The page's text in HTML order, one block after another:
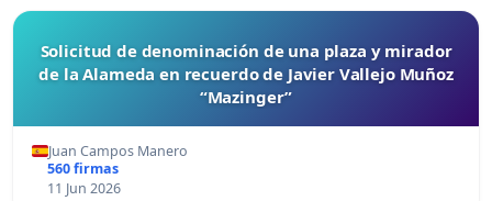
Solicitud de denominación de una plaza y mirador
de la Alameda en recuerdo de Javier Vallejo Muñoz
“Mazinger”
Juan Campos Manero
560 firmas
11 Jun 2026